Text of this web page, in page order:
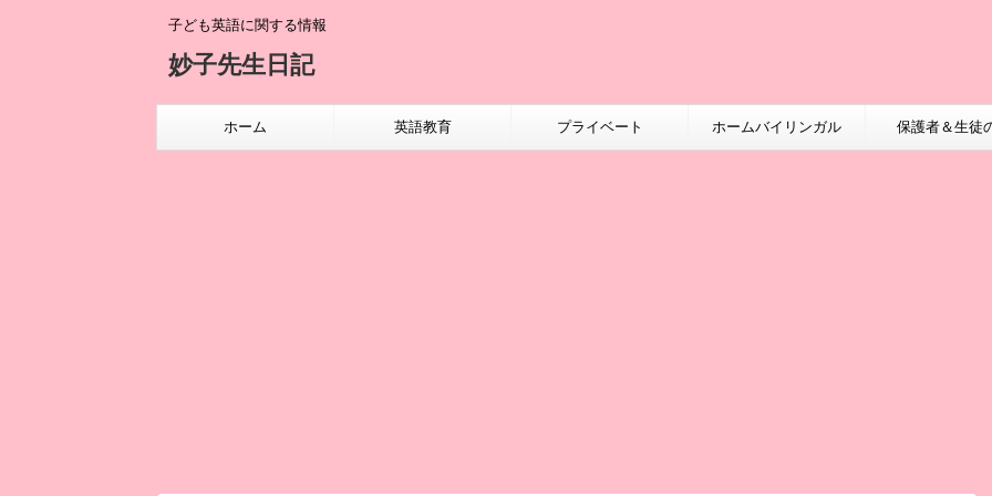
子ども英語に関する情報
妙子先生日記
ホーム 英語教育 プライベート ホームバイリンガル 保護者＆生徒